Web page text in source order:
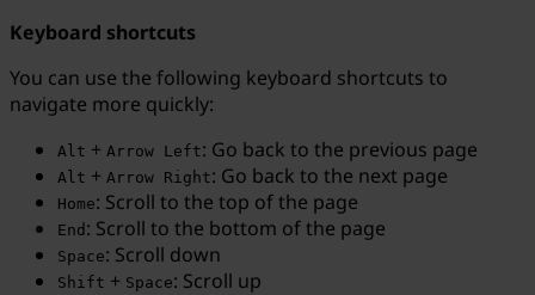
Keyboard shortcuts
You can use the following keyboard shortcuts to
navigate more quickly:
Alt + Arrow Left: Go back to the previous page
Alt + Arrow Right: Go back to the next page
Home: Scroll to the top of the page
End : Scroll to the bottom of the page
Space: Scroll down
Shift + Space: Scroll up
Search term...